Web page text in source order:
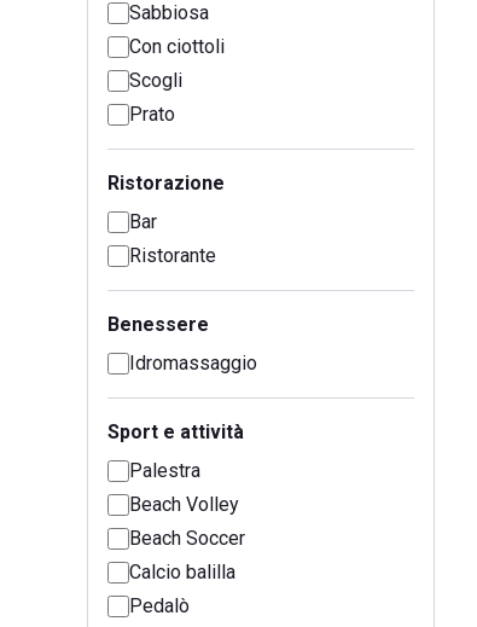
Sabbiosa
Con ciottoli
Scogli
Prato
Ristorazione
Bar
Ristorante
Benessere
Idromassaggio
Sport e attività
Palestra
Beach Volley
Beach Soccer
Calcio balilla
Pedalò